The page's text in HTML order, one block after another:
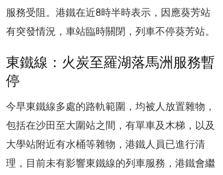
服務受阻。港鐵在近8時半時表示，因應葵芳站
有突發情況，車站臨時關閉，列車不停葵芳站。
東鐵線：火炭至羅湖落馬洲服務暫
停
今早東鐵線多處的路軌範圍，均被人放置雜物，
包括在沙田至大圍站之間，有單車及木梯，以及
大學站附近有水桶等雜物，港鐵人員已進行清
理，目前未有影響東鐵線的列車服務，港鐵會繼